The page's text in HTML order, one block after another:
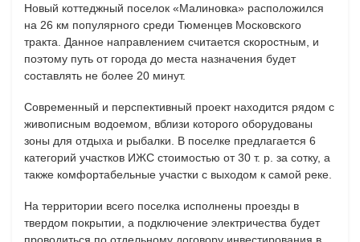
Новый коттеджный поселок «Малиновка» расположился
на 26 км популярного среди Тюменцев Московского
тракта. Данное направлением считается скоростным, и
поэтому путь от города до места назначения будет
составлять не более 20 минут.
Современный и перспективный проект находится рядом с
живописным водоемом, вблизи которого оборудованы
зоны для отдыха и рыбалки. В поселке предлагается 6
категорий участков ИЖС стоимостью от 30 т. р. за сотку, а
также комфортабельные участки с выходом к самой реке.
На территории всего поселка исполнены проезды в
твердом покрытии, а подключение электричества будет
проводиться по отдельному договору инвестирования в